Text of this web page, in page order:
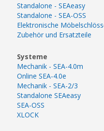
Standalone - SEAeasy
Standalone - SEA-OSS
Elektronische
Zubehör und Ersatzteile
Systeme
Mechanik - SEA-4.0m
Online SEA-4.0e
Mechanik - SEA-2/3
Standalone SEAeasy
SEA-OSS
XLOCK